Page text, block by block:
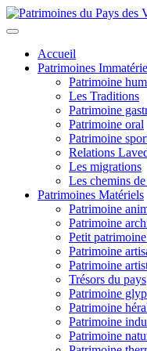
Accueil
Patrimoines
Patrimoine
Les Traditions
Patrimoine
Patrimoine oral
Patrimoine
Relations
Les migrations
Les chemins
Patrimoines Matériels
Patrimoine
Patrimoine
Petit
Patrimoine
Patrimoine
Trésors du pays
Patrimoine
Patrimoine
Patrimoine
Patrimoine